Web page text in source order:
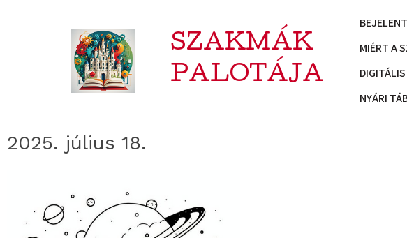
SZAKMÁK
PALOTÁJA
MIÉRT A
NYÁRI
2025. július 18.